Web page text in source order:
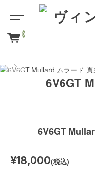
0
6V6GT
6V6GT
¥18,000(税込)